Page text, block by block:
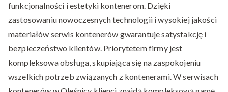
funkcjonalności i estetyki kontenerom. Dzięki
zastosowaniu nowoczesnych technologii i wysokiej jakości
materiałów serwis kontenerów gwarantuje satysfakcję i
bezpieczeństwo klientów. Priorytetem firmy jest
kompleksowa obsługa, skupiająca się na zaspokojeniu
wszelkich potrzeb związanych z kontenerami. W serwisach